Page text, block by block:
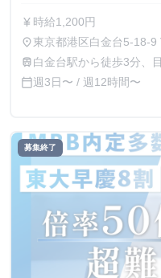
currency_yen 時給1,200円
place東京都港区白金台5-18-9
train 白金台駅から徒歩3分、
calendar_today週3日〜 / 週12時間〜
募集終了